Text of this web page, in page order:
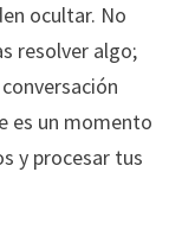
ocultar. No
resolver algo;
es un momento
y procesar tus